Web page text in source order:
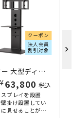
クーポン
法人会員
割引対象
モニタワー 大型ディスプレイ用壁寄せスタンド W850×D550×H1550 ブラック
¥ 63,800 税込
プレイを設置
掛け設置してい
見せることがで
chevron_right